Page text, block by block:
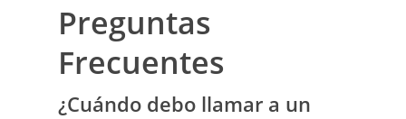
Preguntas
Frecuentes
¿Cuándo debo llamar a un